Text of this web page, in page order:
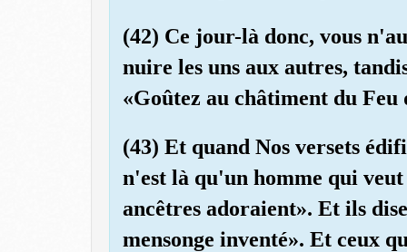
(42) Ce jour-là donc, vous
nuire les uns aux autres,
«Goûtez au châtiment du Feu
(43) Et quand Nos versets
n'est là qu'un homme qui veut
ancêtres adoraient». Et ils
mensonge inventé». Et ceux